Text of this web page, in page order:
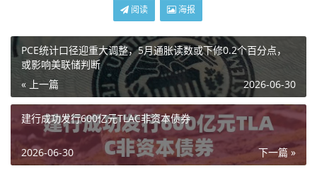
阅读 海报
PCE统计口径迎重大调整，5月通胀读数或下修0.2个百分点，
或影响美联储判断
« 上一篇
2026-06-30
建行成功发行600亿元TLAC非资本债券
下一篇 »
2026-06-30